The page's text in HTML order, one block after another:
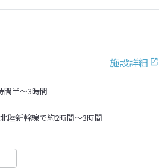
施設詳細
間半～3時間
陸新幹線で約2時間～3時間